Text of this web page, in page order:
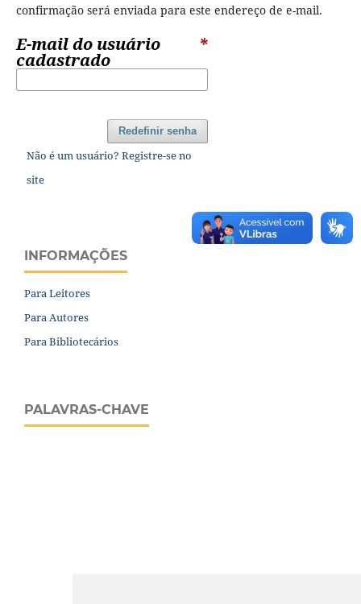
confirmação será enviada para este endereço de e-mail.
E-mail do usuário
cadastrado
*
Redefinir senha
Não é um usuário? Registre-se no
site
INFORMAÇÕES
Para Leitores
Para Autores
Para Bibliotecários
PALAVRAS-CHAVE